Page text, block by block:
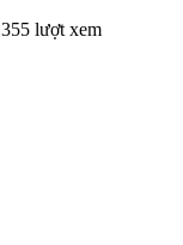
lượt xem